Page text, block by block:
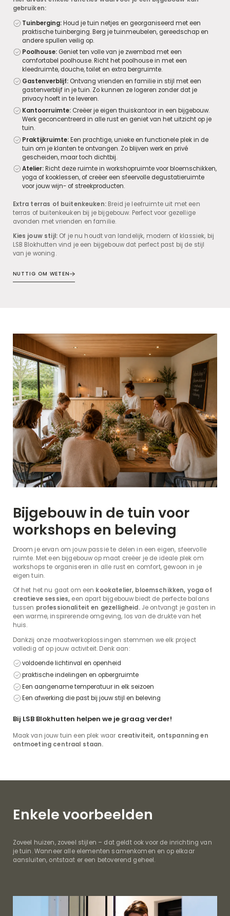
gebruiken:
Tuinberging:Houd je tuin netjes en georganiseerd met een
praktische tuinberging. Berg je tuinmeubelen, gereedschap en
andere spullen veilig op.
Poolhouse:Geniet ten volle van je zwembad met een
comfortabel poolhouse. Richt het poolhouse in met een
kleedruimte, douche, toilet en extra bergruimte.
Gastenverblijf:Ontvang vrienden en familie in stijl met een
gastenverblijf in je tuin. Zo kunnen ze logeren zonder dat je
privacy hoeft in te leveren.
Kantoorruimte:Creëer je eigen thuiskantoor in een bijgebouw.
Werk geconcentreerd in alle rust en geniet van het uitzicht op je
tuin.
Praktijkruimte:Een prachtige, unieke en functionele plek in de
tuin om je klanten te ontvangen. Zo blijven werk en privé
gescheiden, maar toch dichtbij.
Atelier:Richt deze ruimte in workshopruimte voor bloemschikken,
yoga of kooklessen, of creëer een sfeervolle degustatieruimte
voor jouw wijn- of streekproducten.
Extra terras of buitenkeuken:Breid je leefruimte uit met een
terras of buitenkeuken bij je bijgebouw. Perfect voor gezellige
avonden met vrienden en familie.
Kies jouw stijl:Of je nu houdt van landelijk, modern of klassiek, bij
LSB Blokhutten vind je een bijgebouw dat perfect past bij de stijl
van je woning.
NUTTIG OM WETEN
Bijgebouw in de tuin voor
workshops en beleving
Droom je ervan om jouw passie te delen in een eigen, sfeervolle
ruimte. Met een bijgebouw op maat creëer je de ideale plek om
workshops te organiseren in alle rust en comfort, gewoon in je
eigen tuin.
Of het het nu gaat om een kookatelier, bloemschikken, yoga of
creatieve sessies, een apart bijgebouw biedt de perfecte balans
tussen professionaliteit en gezelligheid. Je ontvangt je gasten in
een warme, inspirerende omgeving, los van de drukte van het
huis.
Dankzij onze maatwerkoplossingen stemmen we elk project
volledig af op jouw activiteit. Denk aan:
voldoende lichtinval en openheid
praktische indelingen en opbergruimte
Een aangename temperatuur in elk seizoen
Een afwerking die past bij jouw stijl en beleving
Bij LSB Blokhutten helpen we je graag verder!
Maak van jouw tuin een plek waar creativiteit, ontspanning en
ontmoeting centraal staan.
Enkele voorbeelden
Zoveel huizen, zoveel stijlen – dat geldt ook voor de inrichting van
je tuin. Wanneer alle elementen samenkomen en op elkaar
aansluiten, ontstaat er een betoverend geheel.